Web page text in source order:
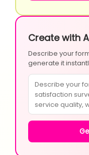
Create with
Describe your
generate it